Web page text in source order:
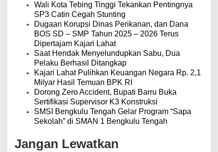
Wali Kota Tebing Tinggi Tekankan Pentingnya
SP3 Catin Cegah Stunting
Dugaan Korupsi Dinas Perikanan, dan Dana
BOS SD – SMP Tahun 2025 – 2026 Terus
Dipertajam Kajari Lahat
Saat Hendak Menyelundupkan Sabu, Dua
Pelaku Berhasil Ditangkap
Kajari Lahat Pulihkan Keuangan Negara Rp. 2,1
Milyar Hasil Temuan BPK RI
Dorong Zero Accident, Bupati Barru Buka
Sertifikasi Supervisor K3 Konstruksi
SMSI Bengkulu Tengah Gelar Program “Sapa
Sekolah” di SMAN 1 Bengkulu Tengah
Jangan Lewatkan